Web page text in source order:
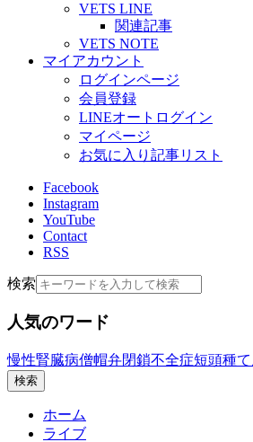
VETS LINE
関連記事
VETS NOTE
マイアカウント
ログインページ
会員登録
LINEオートログイン
マイページ
お気に入り記事リスト
Facebook
Instagram
YouTube
Contact
RSS
検索
人気のワード
慢性腎臓病僧帽弁閉鎖不全症短頭種
検索
ホーム
ライブ